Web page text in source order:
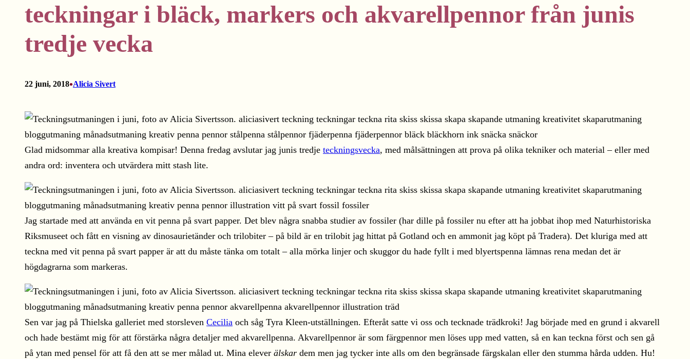
teckningar i bläck, markers och akvarellpennor från junis
tredje vecka
22 juni, 2018•Alicia Sivert
Glad midsommar alla kreativa kompisar! Denna fredag avslutar jag junis tredje teckningsvecka, med målsättningen att prova på olika tekniker och material – eller med
andra ord: inventera och utvärdera mitt stash lite.
Jag startade med att använda en vit penna på svart papper. Det blev några snabba studier av fossiler (har dille på fossiler nu efter att ha jobbat ihop med Naturhistoriska
Riksmuseet och fått en visning av dinosaurietänder och trilobiter – på bild är en trilobit jag hittat på Gotland och en ammonit jag köpt på Tradera). Det kluriga med att
teckna med vit penna på svart papper är att du måste tänka om totalt – alla mörka linjer och skuggor du hade fyllt i med blyertspenna lämnas rena medan det är
högdagrarna som markeras.
Sen var jag på Thielska galleriet med storsleven Cecilia och såg Tyra Kleen-utställningen. Efteråt satte vi oss och tecknade trädkroki! Jag började med en grund i akvarell
och hade bestämt mig för att förstärka några detaljer med akvarellpenna. Akvarellpennor är som färgpennor men löses upp med vatten, så en kan teckna först och sen gå
på ytan med pensel för att få den att se mer målad ut. Mina elever älskar dem men jag tycker inte alls om den begränsade färgskalan eller den stumma hårda udden. Hu!